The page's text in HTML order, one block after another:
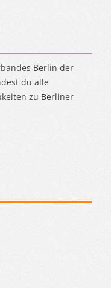
Berlin der
du alle
zu Berliner